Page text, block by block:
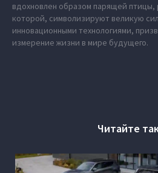
вдохновлен образом парящей птицы,
которой, символизируют великую
инновационными технологиями,
измерение жизни в мире будущего.
Читайте